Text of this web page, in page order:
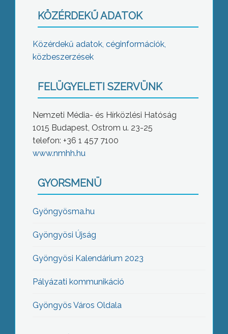
KÖZÉRDEKŰ ADATOK
Közérdekű adatok, céginformációk,
közbeszerzések
FELÜGYELETI SZERVÜNK
Nemzeti Média- és Hírközlési Hatóság
1015 Budapest, Ostrom u. 23-25
telefon: +36 1 457 7100
www.nmhh.hu
GYORSMENÜ
Gyöngyösma.hu
Gyöngyösi Újság
Gyöngyösi Kalendárium 2023
Pályázati kommunikáció
Gyöngyös Város Oldala